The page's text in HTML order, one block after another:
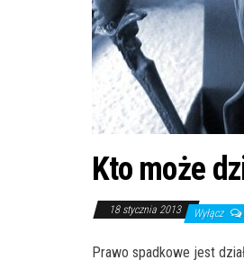
Kto może
18 stycznia 2013 Wyłącz
Prawo spadkowe jest